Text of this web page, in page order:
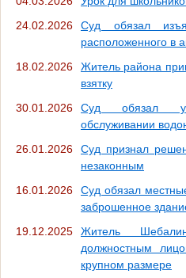
24.02.2026
Суд обязал
расположенного в
18.02.2026
Житель района
взятку
30.01.2026
Суд обязал
обслуживании
26.01.2026
Суд признал
незаконным
16.01.2026
Суд обязал
заброшенное
19.12.2025
Житель
должностным
крупном размере